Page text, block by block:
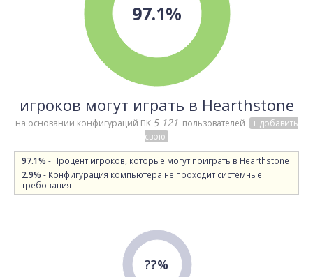
97.1%
игроков могут играть в Hearthstone
на основании конфигураций ПК 5 121 пользователей
+ добавить
свою
97.1% - Процент игроков, которые могут поиграть в Hearthstone
2.9% - Конфигурация компьютера не проходит системные
требования
??%